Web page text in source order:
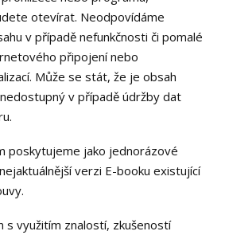
otevírat. Neodpovídáme
v případě nefunkčnosti či pomalé
připojení nebo
Může se stát, že je obsah
v případě údržby dat
poskytujeme jako jednorázové
verzi E-booku existující
s využitím znalostí, zkušeností